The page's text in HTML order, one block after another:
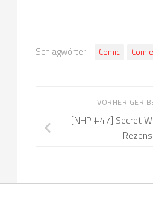
Schlagwörter: Comic
VORHERIGER
[NHP #47] Secret